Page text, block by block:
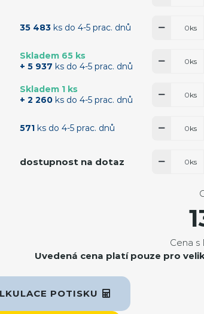
35 483 ks do 4-5 prac. dnů ks
Skladem 65 ks
+ 5 937 ks do 4-5 prac. dnů ks
Skladem 1 ks
+ 2 260 ks do 4-5 prac. dnů ks
571 ks do 4-5 prac. dnů ks
dostupnost na dotaz ks
POTISKU
Cena s
Uvedená cena platí pouze pro